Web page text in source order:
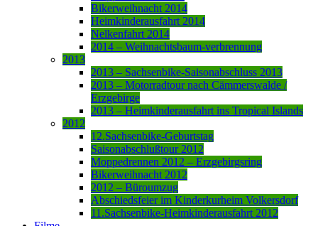
Bikerweihnacht 2014
Heimkinderausfahrt 2014
Nelkenfahrt 2014
2014 – Weihnachtsbaum-verbrennung
2013
2013 – Sachsenbike-Saisonabschluss 2013
2013 – Motorradtour nach Cämmerswalde /
Erzgebirge
2013 – Heimkinderausfahrt ins Tropical Islands
2012
12.Sachsenbike-Geburtstag
Saisonabschlußtour 2012
Moppedrennen 2012 – Erzgebirgsring
Bikerweihnacht 2012
2012 – Büroumzug
Abschiedsfeier im Kinderkurheim Volkersdorf
11.Sachsenbike-Heimkinderausfahrt 2012